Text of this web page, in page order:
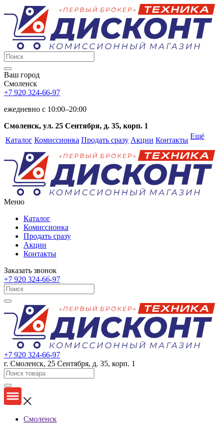
Ваш город
Смоленск
+7 920 324-66-97
ежедневно c 10:00–20:00
Смоленск, ул. 25 Сентября, д. 35, корп. 1
Каталог Комиссионка Продать сразу Акции Контакты Ещё
Меню
Каталог
Комиссионка
Продать сразу
Акции
Контакты
Заказать звонок
+7 920 324-66-97
+7 920 324-66-97
г. Смоленск, 25 Сентября, д. 35, корп. 1
Смоленск